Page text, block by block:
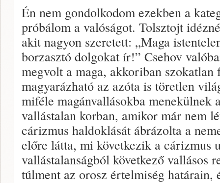
Én nem gondolkodom ezekben a
próbálom a valóságot. Tolsztojt
akit nagyon szeretett: „Maga
borzasztó dolgokat ír!” Csehov
megvolt a maga, akkoriban
magyarázható az azóta is töretlen
miféle magánvallásokba menekülnek
vallástalan korban, amikor már nem
cárizmus haldoklását ábrázolta a
előre látta, mi következik a cárizmus
vallástalanságból következő vallásos
túlment az orosz értelmiség határain,